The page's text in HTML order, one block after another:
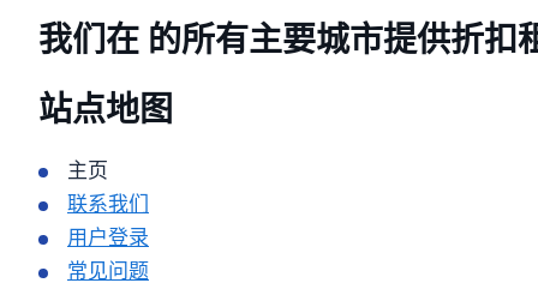
我们在 的所有主要城市提供折扣
站点地图
主页
联系我们
用户登录
常见问题